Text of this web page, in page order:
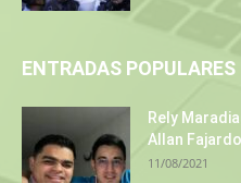
ENTRADAS POPULARES
Rely
Allan
11/08/2021